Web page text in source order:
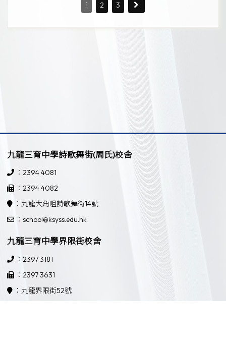
1 2 3
九龍三育中學詩歌舞街(周氏)校舍
：2394 4081
：2394 4082
：九龍大角咀詩歌舞街14號
：school@ksyss.edu.hk
九龍三育中學界限街校舍
：2397 3181
：2397 3631
：九龍界限街52號